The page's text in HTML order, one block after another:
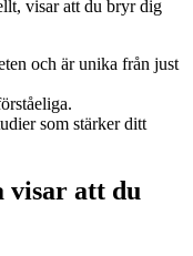
visar att du bryr dig
och är unika från just
som stärker ditt
visar att du